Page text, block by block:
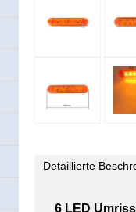
Detaillierte
6 LED